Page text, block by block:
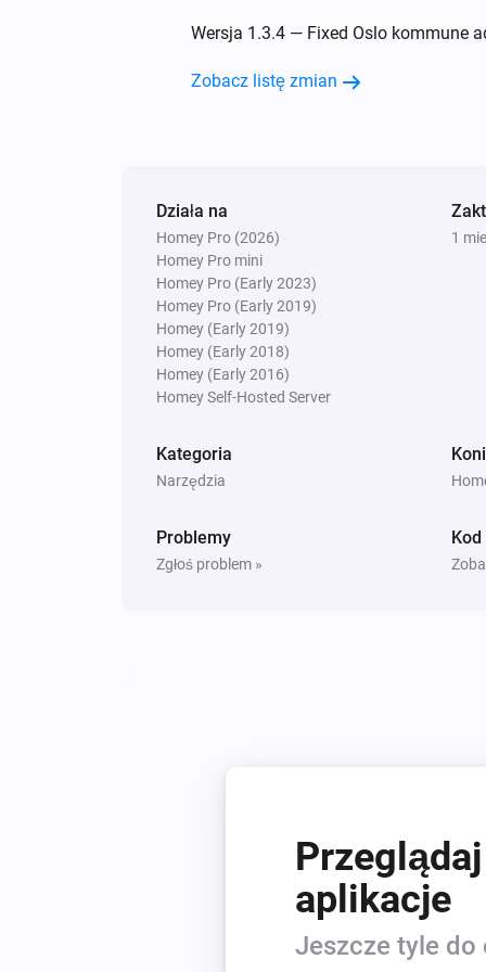
Wersja 1.3.4 — Fixed Oslo kommune
Zobacz listę zmian
Działa na
Homey Pro (2026)
Homey Pro mini
Homey Pro (Early 2023)
Homey Pro (Early 2019)
Homey (Early 2019)
Homey (Early 2018)
Homey (Early 2016)
Homey Self-Hosted Server
1
Kategoria
Narzędzia
Problemy
Zgłoś problem »
Kod
aplikacje
Jeszcze tyle do